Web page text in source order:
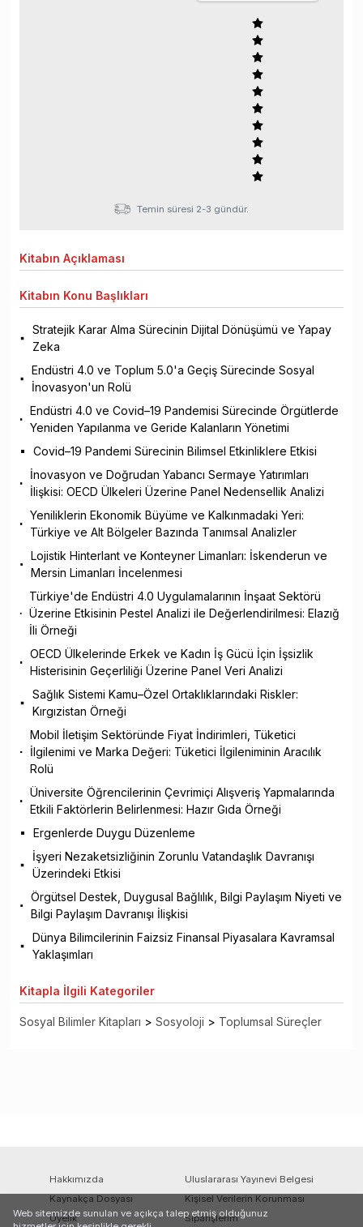
Temin süresi 2-3 gündür.
Kitabın Açıklaması
Kitabın Konu Başlıkları
Stratejik Karar Alma Sürecinin Dijital Dönüşümü ve Yapay
Zeka
Endüstri 4.0 ve Toplum 5.0'a Geçiş Sürecinde Sosyal
İnovasyon'un Rolü
Endüstri 4.0 ve Covid–19 Pandemisi Sürecinde Örgütlerde
Yeniden Yapılanma ve Geride Kalanların Yönetimi
Covid–19 Pandemi Sürecinin Bilimsel Etkinliklere Etkisi
İnovasyon ve Doğrudan Yabancı Sermaye Yatırımları
İlişkisi: OECD Ülkeleri Üzerine Panel Nedensellik Analizi
Yeniliklerin Ekonomik Büyüme ve Kalkınmadaki Yeri:
Türkiye ve Alt Bölgeler Bazında Tanımsal Analizler
Lojistik Hinterlant ve Konteyner Limanları: İskenderun ve
Mersin Limanları İncelenmesi
Türkiye'de Endüstri 4.0 Uygulamalarının İnşaat Sektörü
Üzerine Etkisinin Pestel Analizi ile Değerlendirilmesi: Elazığ
İli Örneği
OECD Ülkelerinde Erkek ve Kadın İş Gücü İçin İşsizlik
Histerisinin Geçerliliği Üzerine Panel Veri Analizi
Sağlık Sistemi Kamu–Özel Ortaklıklarındaki Riskler:
Kırgızistan Örneği
Mobil İletişim Sektöründe Fiyat İndirimleri, Tüketici
İlgilenimi ve Marka Değeri: Tüketici İlgileniminin Aracılık
Rolü
Üniversite Öğrencilerinin Çevrimiçi Alışveriş Yapmalarında
Etkili Faktörlerin Belirlenmesi: Hazır Gıda Örneği
Ergenlerde Duygu Düzenleme
İşyeri Nezaketsizliğinin Zorunlu Vatandaşlık Davranışı
Üzerindeki Etkisi
Örgütsel Destek, Duygusal Bağlılık, Bilgi Paylaşım Niyeti ve
Bilgi Paylaşım Davranışı İlişkisi
Dünya Bilimcilerinin Faizsiz Finansal Piyasalara Kavramsal
Yaklaşımları
Kitapla İlgili Kategoriler
Sosyal Bilimler Kitapları > Sosyoloji > Toplumsal Süreçler
Hakkımızda
Uluslararası Yayınevi Belgesi
Kaynakça Dosyası
Kişisel Verilerin Korunması
Üyelik
Siparişlerim
Web sitemizde sunulan ve açıkça talep etmiş olduğunuz